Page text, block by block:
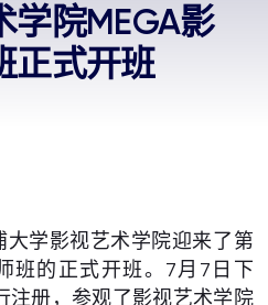
学院MEGA影
正式开班
学影视艺术学院迎来了第
班的正式开班。7月7日下
注册，参观了影视艺术学院